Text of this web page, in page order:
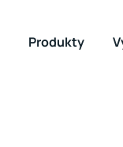
Produkty